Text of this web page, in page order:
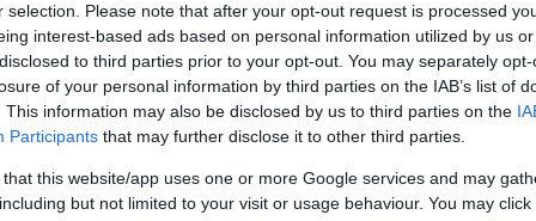
selection. Please note that after your opt-out request is processed
interest-based ads based on personal information utilized by us
to third parties prior to your opt-out. You may separately
of your personal information by third parties on the IAB’s list of
This information may also be disclosed by us to third parties on the
Participants that may further disclose it to other third parties.
that this website/app uses one or more Google services and may
but not limited to your visit or usage behaviour. You may
sono forti, hanno la speranza nel cuore e
Frasi sulla speranza Frasi sulle donne